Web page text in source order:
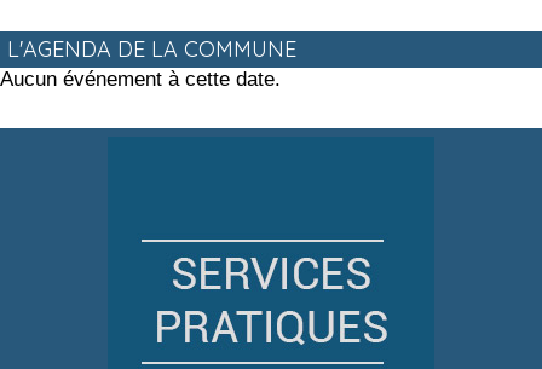
L'AGENDA DE LA COMMUNE
Aucun événement à cette date.